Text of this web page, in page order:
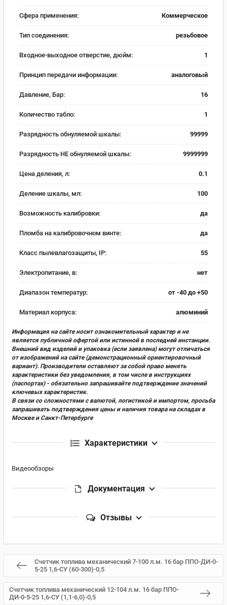
Сфера применения: Коммерческое
Тип соединения: резьбовое
Входное-выходное отверстие, дюйм: 1
Принцип передачи информации: аналоговый
Давление, Бар: 16
Количество табло: 1
Разрядность обнуляемой шкалы: 99999
Разрядность НЕ обнуляемой шкалы: 9999999
Цена деления, л: 0.1
Деление шкалы, мл: 100
Возможность калибровки: да
Пломба на калибровочном винте: да
Класс пылевлагозащиты, IP: 55
Электропитание, в: нет
Диапазон температур: от -40 до +50
Материал корпуса: алюминий
Информация на сайте носит ознакомительный характер и не
является публичной офертой или истинной в последней инстанции.
Внешний вид изделий и упаковка (если заявлена) могут отличаться
от изображений на сайте (демонстрационный ориентировочный
вариант). Производители оставляют за собой право менять
характеристики без уведомления, в том числе в инструкциях
(паспортах) - обязательно запрашивайте подтверждение значений
ключевых характеристик.
В связи со сложностями с валютой, логистикой и импортом, просьба
запрашивать подтверждения цены и наличия товара на складах в
Москве и Санкт-Петербурге
Характеристики
Видеообзоры
Документация
Отзывы
Счетчик топлива механический 7-100 л.м. 16 бар ППО-ДИ-0-
5-25 1,6-СУ (60-300)-0,5
Счетчик топлива механический 12-104 л.м. 16 бар ППО-
ДИ-0-5-25 1,6-СУ (1,1-6,0)-0,5